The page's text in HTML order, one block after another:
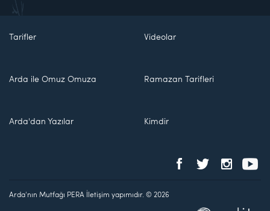
Tarifler Videolar
Arda ile Omuz Omuza Ramazan Tarifleri
Arda'dan Yazılar Kimdir
Arda'nın Mutfağı PERA İletişim yapımıdır. © 2026